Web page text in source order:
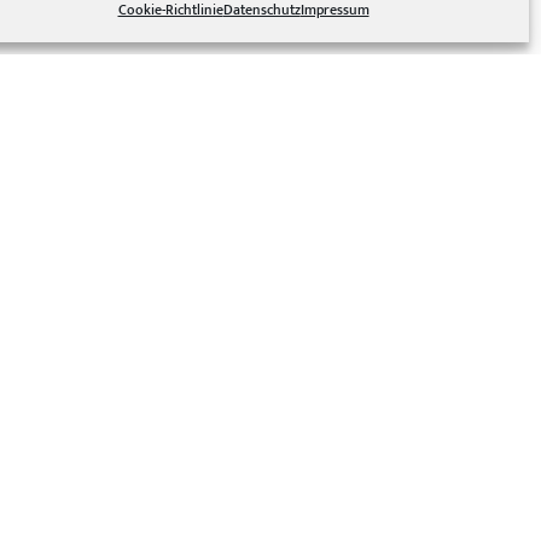
Cookie-RichtlinieDatenschutzImpressum